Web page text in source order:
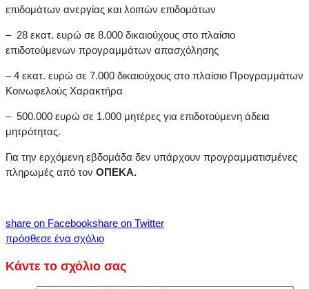
επιδομάτων ανεργίας και λοιπών επιδομάτων
– 28 εκατ. ευρώ σε 8.000 δικαιούχους στο πλαίσιο
επιδοτούμενων προγραμμάτων απασχόλησης
–4 εκατ. ευρώ σε 7.000 δικαιούχους στο πλαίσιο Προγραμμάτων
Κοινωφελούς Χαρακτήρα
– 500.000 ευρώ σε 1.000 μητέρες για επιδοτούμενη άδεια
μητρότητας.
Για την ερχόμενη εβδομάδα δεν υπάρχουν προγραμματισμένες
πληρωμές από τον ΟΠΕΚΑ.
share on Facebookshare on Twitter
πρόσθεσε ένα σχόλιο
Κάντε το σχόλιο σας